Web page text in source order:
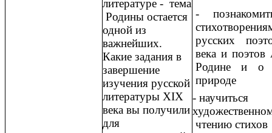
литературе - тема
Родины остается
одной из
важнейших.
Какие задания в
завершение
изучения русской
литературы XIX
века вы получили
для
-
русских
века и поэтов
Родине и о
природе
- научиться
чтению стихов